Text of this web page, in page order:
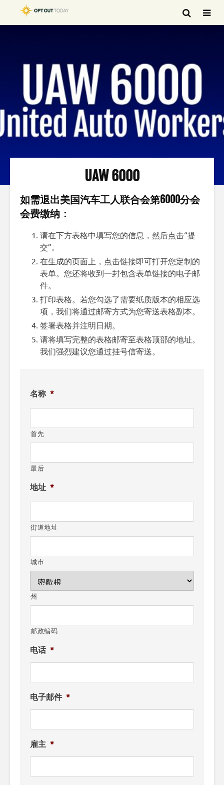
UAW 6000
如需退出美国汽车工人联合会第6000分会
会费缴纳：
请在下方表格中填写您的信息，然后点击“提
交”。
在生成的页面上，点击链接即可打开您定制的
表单。您还将收到一封包含表单链接的电子邮
件。
打印表格。若您勾选了需要纸质版本的相应选
项，我们将通过邮寄方式为您寄送表格副本。
签署表格并注明日期。
请将填写完整的表格邮寄至表格顶部的地址。
我们强烈建议您通过挂号信寄送。
名称 *
首先
最后
地址 *
街道地址
城市
州
邮政编码
电话 *
电子邮件 *
雇主 *